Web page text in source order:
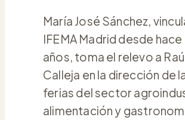
María José Sánchez,
IFEMA Madrid desde
años, toma el relevo a
Calleja en la dirección de
ferias del sector
alimentación y